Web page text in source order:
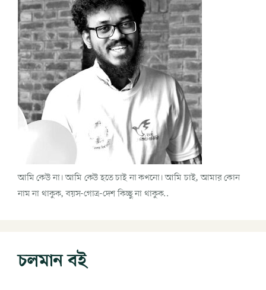
আমি কেউ না। আমি কেউ হতে চাই না কখনো। আমি চাই, আমার কোন
নাম না থাকুক, বয়স-গোত্র-দেশ কিচ্ছু না থাকুক..
চলমান বই